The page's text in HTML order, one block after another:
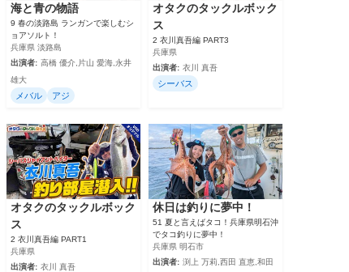
海と青の物語
9 春の淡路島 ランガンで楽しむシ
ョアソルト！
兵庫県 淡路島
出演者: 高橋 優介,片山 愛海,永井
雄大
メバル アジ
オタクのタックルボック
ス
2 衣川真吾編 PART3
兵庫県
出演者: 衣川 真吾
シーバス
オタクのタックルボック
ス
2 衣川真吾編 PART1
兵庫県
出演者: 衣川 真吾
休日は釣りに夢中！
51 夏と言えばタコ！兵庫県明石沖
でタコ釣りに夢中！
兵庫県 明石市
出演者: 渕上 万莉,西田 直恵,和田